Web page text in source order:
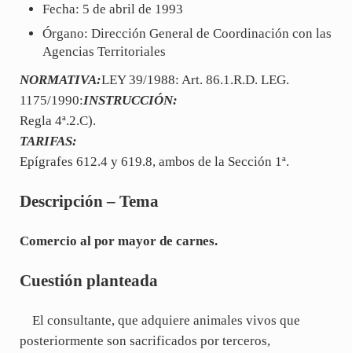
Fecha: 5 de abril de 1993
Órgano: Dirección General de Coordinación con las
Agencias Territoriales
NORMATIVA:LEY 39/1988: Art. 86.1.R.D. LEG.
1175/1990:INSTRUCCIÓN:
Regla 4ª.2.C).
TARIFAS:
Epígrafes 612.4 y 619.8, ambos de la Sección 1ª.
Descripción – Tema
Comercio al por mayor de carnes.
Cuestión planteada
El consultante, que adquiere animales vivos que
posteriormente son sacrificados por terceros,